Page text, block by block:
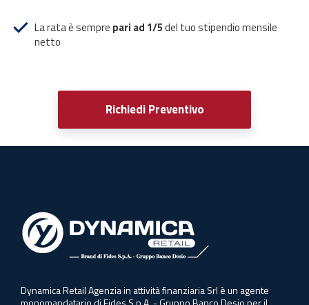
La rata è sempre pari ad 1/5del tuo stipendio mensile
netto
Richiedi Preventivo
Dynamica Retail Agenzia in attività finanziaria Srl è un agente